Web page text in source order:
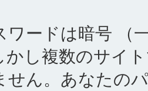
ワードは暗号 （
かし複数のサイ
せん。あなたの